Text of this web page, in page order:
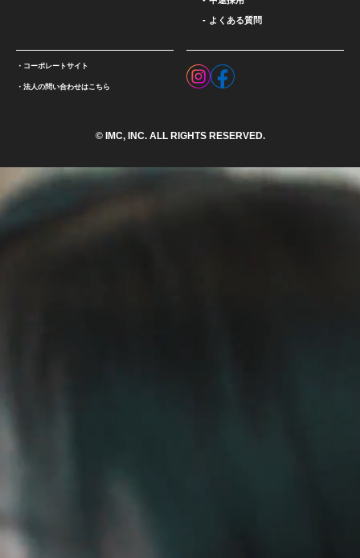
よくある質問
コーポレートサイト
法人の問い合わせはこちら
© IMC, INC. ALL RIGHTS RESERVED.